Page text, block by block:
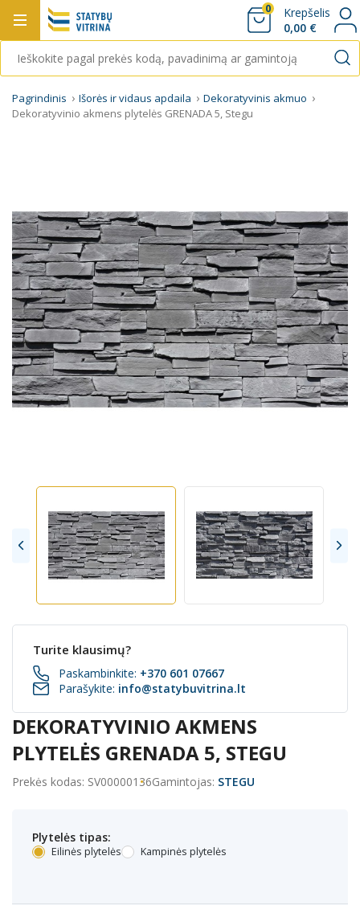
0
Krepšelis
0,00 €
Pagrindinis Išorės ir vidaus apdaila
Dekoratyvinis akmuo
Dekoratyvinio akmens plytelės GRENADA 5, Stegu
Turite klausimų?
Paskambinkite: +370 601 07667
Parašykite: info@statybuvitrina.lt
DEKORATYVINIO AKMENS
PLYTELĖS GRENADA 5, STEGU
Prekės kodas: SV00000136Gamintojas: STEGU
Plytelės tipas:
Eilinės plytelės Kampinės plytelės